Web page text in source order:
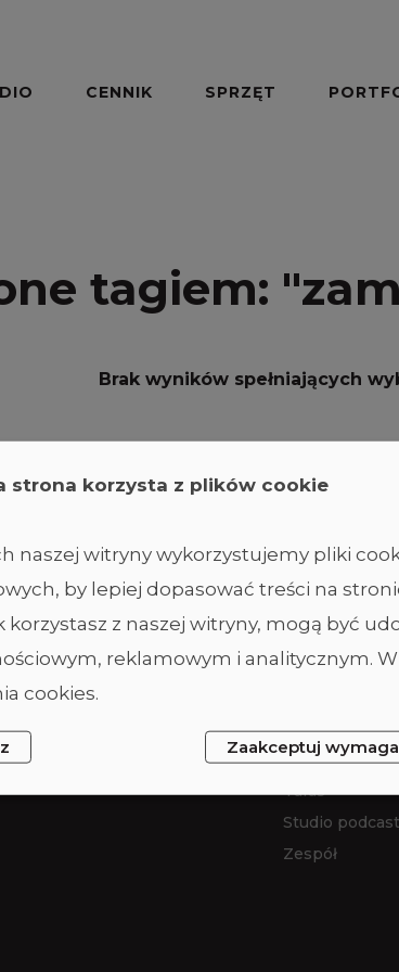
CENNIK SPRZĘT
tagiem:
Brak wyników spełniających
Studio
Studio ciemne
Studio małe
Taras
Studio
Zespół
strona korzysta z plików cookie
naszej witryny wykorzystujemy pliki
by lepiej dopasować treści na
korzystasz z naszej witryny, mogą być
reklamowym i analitycznym.
cookies.
Zaakceptuj